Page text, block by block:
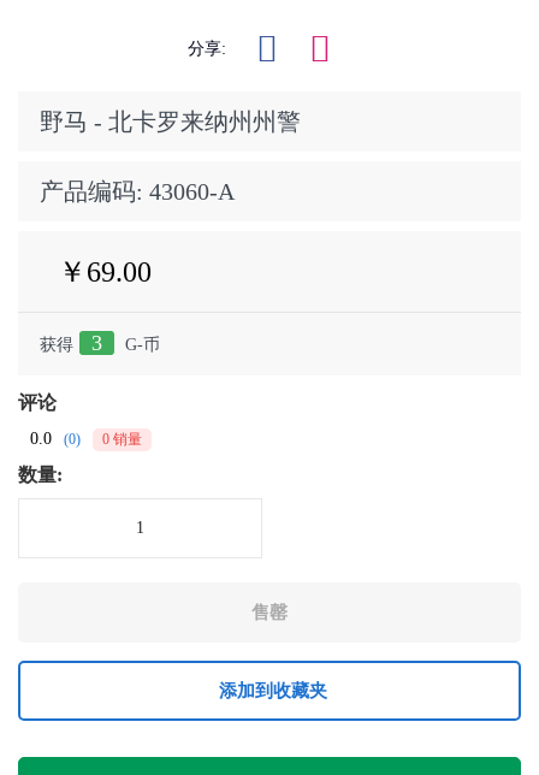
分享:
野马 - 北卡罗来纳州州警
产品编码: 43060-A
￥69.00
获得 3 G-币
评论
0.0 (0) 0 销量
数量:
添加到收藏夹